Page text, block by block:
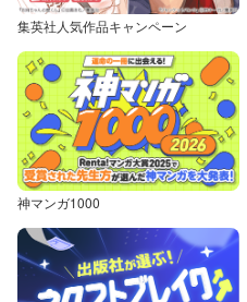
集英社人気作品キャンペーン
神マンガ1000